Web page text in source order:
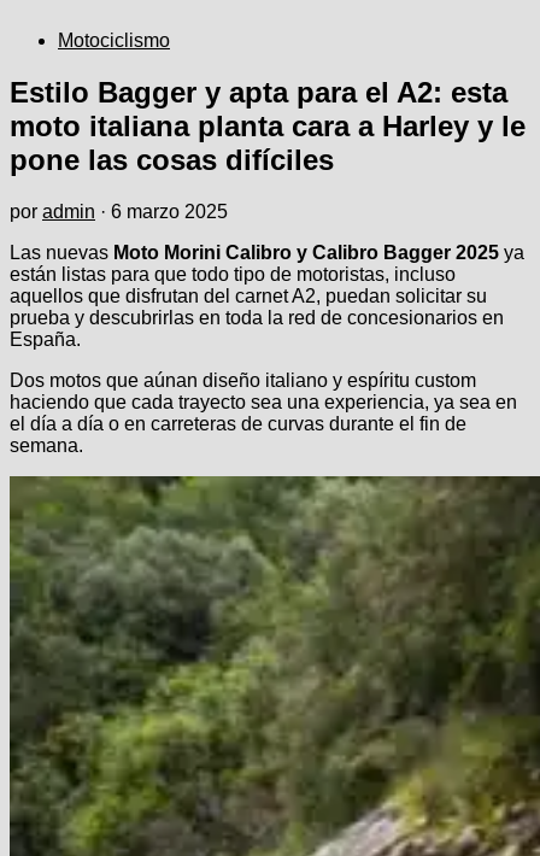
Motociclismo
Estilo Bagger y apta para el A2: esta
moto italiana planta cara a Harley y le
pone las cosas difíciles
por admin · 6 marzo 2025
Las nuevas Moto Morini Calibro y Calibro Bagger 2025 ya
están listas para que todo tipo de motoristas, incluso
aquellos que disfrutan del carnet A2, puedan solicitar su
prueba y descubrirlas en toda la red de concesionarios en
España.
Dos motos que aúnan diseño italiano y espíritu custom
haciendo que cada trayecto sea una experiencia, ya sea en
el día a día o en carreteras de curvas durante el fin de
semana.